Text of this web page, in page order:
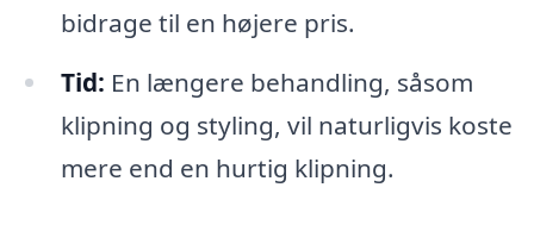
bidrage til en højere pris.
Tid: En længere behandling, såsom
klipning og styling, vil naturligvis koste
mere end en hurtig klipning.